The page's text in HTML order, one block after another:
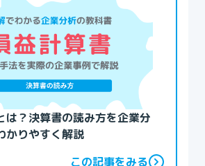
は？決算書の読み方を企業分
かりやすく解説
この記事をみる